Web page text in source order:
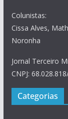
Colunistas:
Cissa Alves,
Noronha
Jornal Terceiro
CNPJ:
Categorias